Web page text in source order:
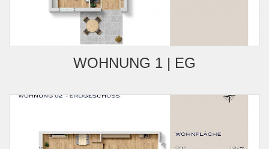
WOHNUNG 1 | EG